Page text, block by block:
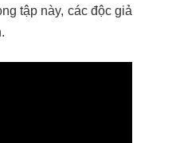
tập này, các độc giả